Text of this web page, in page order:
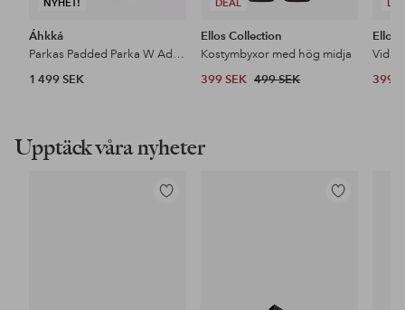
NYHET!
Áhkká
Parkas Padded Parka W Adjustable Waist
1 499 SEK
DEAL
Ellos Collection
Kostymbyxor med hög midja
399 SEK 499 SEK
Ellos
399
Upptäck våra nyheter
Lägg
Lägg